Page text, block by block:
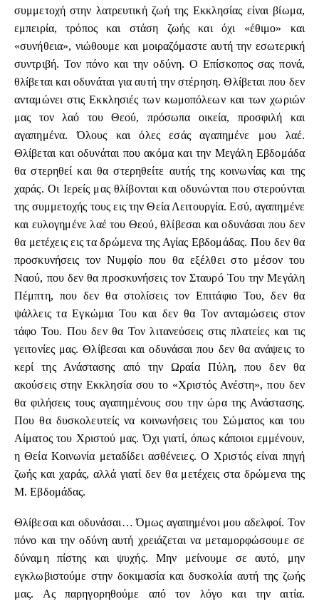
συμμετοχή στην λατρευτική ζωή της Εκκλησίας είναι βίωμα,
εμπειρία, τρόπος και στάση ζωής και όχι «έθιμο» και
«συνήθεια», νιώθουμε και μοιραζόμαστε αυτή την εσωτερική
συντριβή. Τον πόνο και την οδύνη. Ο Επίσκοπος σας πονά,
θλίβεται και οδυνάται για αυτή την στέρηση. Θλίβεται που δεν
ανταμώνει στις Εκκλησιές των κωμοπόλεων και των χωριών
μας τον λαό του Θεού, πρόσωπα οικεία, προσφιλή και
αγαπημένα. Όλους και όλες εσάς αγαπημένε μου λαέ.
Θλίβεται και οδυνάται που ακόμα και την Μεγάλη Εβδομάδα
θα στερηθεί και θα στερηθείτε αυτής της κοινωνίας και της
χαράς. Οι Ιερείς μας θλίβονται και οδυνώνται που στερούνται
της συμμετοχής τους εις την Θεία Λειτουργία. Εσύ, αγαπημένε
και ευλογημένε λαέ του Θεού, θλίβεσαι και οδυνάσαι που δεν
θα μετέχεις εις τα δρώμενα της Αγίας Εβδομάδας. Που δεν θα
προσκυνήσεις τον Νυμφίο που θα εξέλθει στο μέσον του
Ναού, που δεν θα προσκυνήσεις τον Σταυρό Του την Μεγάλη
Πέμπτη, που δεν θα στολίσεις τον Επιτάφιο Του, δεν θα
ψάλλεις τα Εγκώμια Του και δεν θα Τον ανταμώσεις στον
τάφο Του. Που δεν θα Τον λιτανεύσεις στις πλατείες και τις
γειτονίες μας. Θλίβεσαι και οδυνάσαι που δεν θα ανάψεις το
κερί της Ανάστασης από την Ωραία Πύλη, που δεν θα
ακούσεις στην Εκκλησία σου το «Χριστός Ανέστη», που δεν
θα φιλήσεις τους αγαπημένους σου την ώρα της Ανάστασης.
Που θα δυσκολευτείς να κοινωνήσεις του Σώματος και του
Αίματος του Χριστού μας. Όχι γιατί, όπως κάποιοι εμμένουν,
η Θεία Κοινωνία μεταδίδει ασθένειες. Ο Χριστός είναι πηγή
ζωής και χαράς, αλλά γιατί δεν θα μετέχεις στα δρώμενα της
Μ. Εβδομάδας.
Θλίβεσαι και οδυνάσαι… Όμως αγαπημένοι μου αδελφοί. Τον
πόνο και την οδύνη αυτή χρειάζεται να μεταμορφώσουμε σε
δύναμη πίστης και ψυχής. Μην μείνουμε σε αυτό, μην
εγκλωβιστούμε στην δοκιμασία και δυσκολία αυτή της ζωής
μας. Ας παρηγορηθούμε από τον λόγο και την αιτία.